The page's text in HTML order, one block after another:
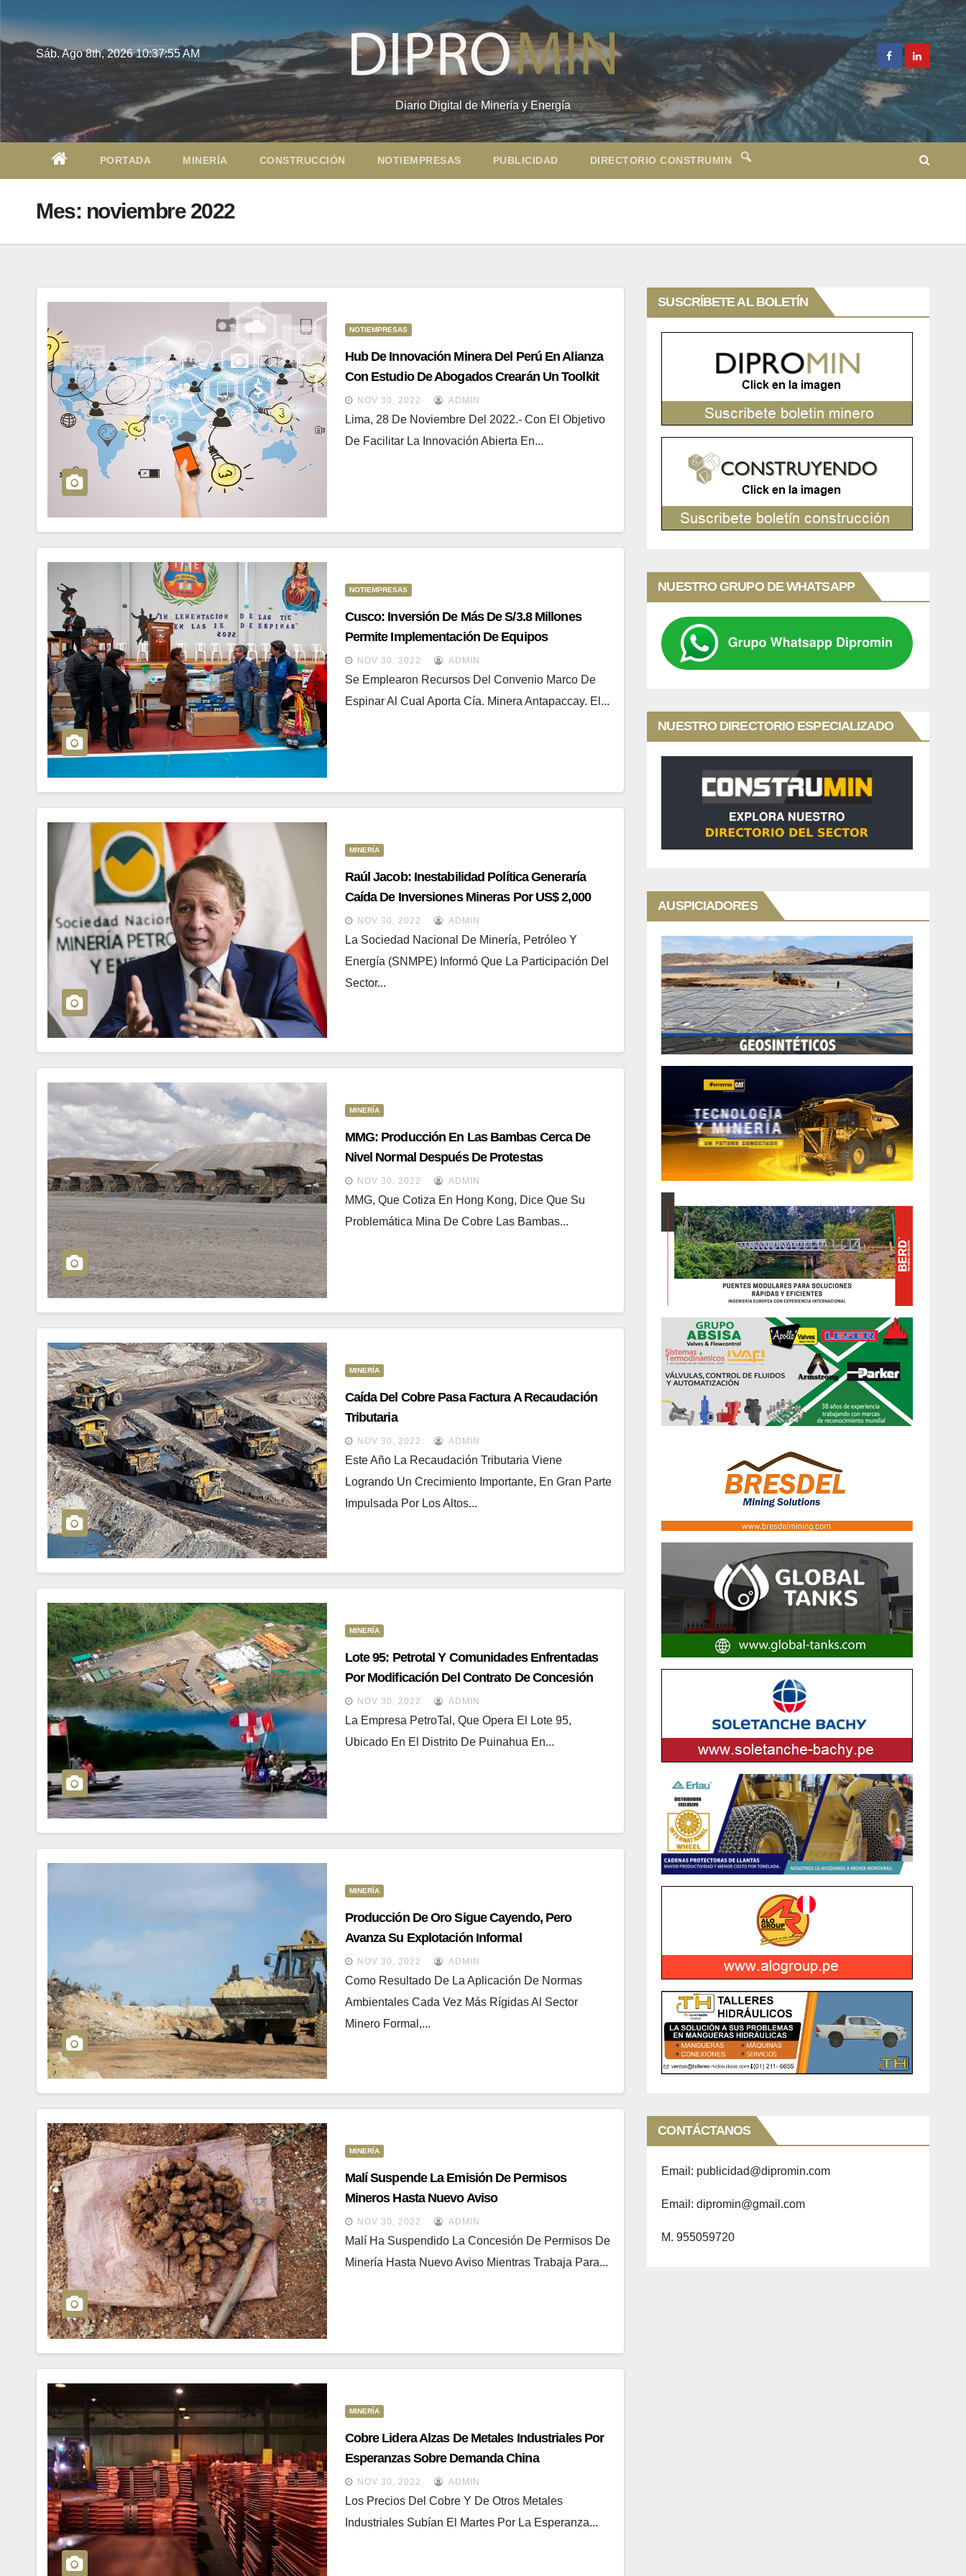
contenidoSáb. Ago 8th, 202610:37:57 AM
Diario Digital de Minería y Energía
PORTADA MINERÍA CONSTRUCCIÓN NOTIEMPRESAS PUBLICIDAD DIRECTORIO CONSTRUMIN
Mes: noviembre 2022
NOTIEMPRESAS
Hub De Innovación Minera Del Perú En Alianza
Con Estudio De Abogados Crearán Un Toolkit
En Pro Del Sector Minero
NOV 30, 2022 ADMIN
Lima, 28 De Noviembre Del 2022.- Con El Objetivo
De Facilitar La Innovación Abierta En...
NOTIEMPRESAS
Cusco: Inversión De Más De S/3.8 Millones
Permite Implementación De Equipos
Tecnológicos Para 46 Escuelas De Espinar
NOV 30, 2022 ADMIN
Se Emplearon Recursos Del Convenio Marco De
Espinar Al Cual Aporta Cía. Minera Antapaccay. El...
MINERÍA
Raúl Jacob: Inestabilidad Política Generaría
Caída De Inversiones Mineras Por US$ 2,000
Millones El 2023
NOV 30, 2022 ADMIN
La Sociedad Nacional De Minería, Petróleo Y
Energía (SNMPE) Informó Que La Participación Del
Sector...
MINERÍA
MMG: Producción En Las Bambas Cerca De
Nivel Normal Después De Protestas
NOV 30, 2022 ADMIN
MMG, Que Cotiza En Hong Kong, Dice Que Su
Problemática Mina De Cobre Las Bambas...
MINERÍA
Caída Del Cobre Pasa Factura A Recaudación
Tributaria
NOV 30, 2022 ADMIN
Este Año La Recaudación Tributaria Viene
Logrando Un Crecimiento Importante, En Gran Parte
Impulsada Por Los Altos...
MINERÍA
Lote 95: Petrotal Y Comunidades Enfrentadas
Por Modificación Del Contrato De Concesión
NOV 30, 2022 ADMIN
La Empresa PetroTal, Que Opera El Lote 95,
Ubicado En El Distrito De Puinahua En...
MINERÍA
Producción De Oro Sigue Cayendo, Pero
Avanza Su Explotación Informal
NOV 30, 2022 ADMIN
Como Resultado De La Aplicación De Normas
Ambientales Cada Vez Más Rígidas Al Sector
Minero Formal,...
MINERÍA
Malí Suspende La Emisión De Permisos
Mineros Hasta Nuevo Aviso
NOV 30, 2022 ADMIN
Malí Ha Suspendido La Concesión De Permisos De
Minería Hasta Nuevo Aviso Mientras Trabaja Para...
MINERÍA
Cobre Lidera Alzas De Metales Industriales Por
Esperanzas Sobre Demanda China
NOV 30, 2022 ADMIN
Los Precios Del Cobre Y De Otros Metales
Industriales Subían El Martes Por La Esperanza...
SUSCRÍBETE AL BOLETÍN
NUESTRO GRUPO DE WHATSAPP
NUESTRO DIRECTORIO ESPECIALIZADO
AUSPICIADORES
CONTÁCTANOS
Email: publicidad@dipromin.com
Email: dipromin@gmail.com
M. 955059720